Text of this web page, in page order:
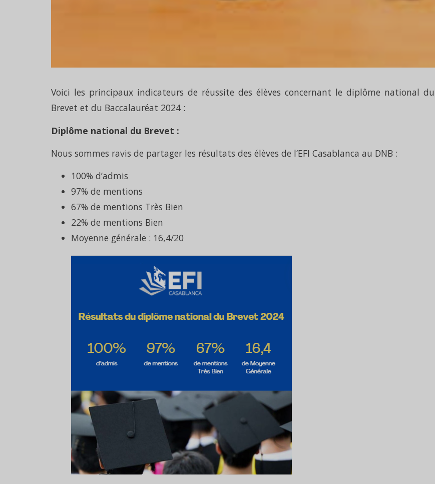
Voici les principaux indicateurs de réussite des élèves concernant le diplôme national du
Brevet et du Baccalauréat 2024 :
Diplôme national du Brevet :
Nous sommes ravis de partager les résultats des élèves de l’EFI Casablanca au DNB :
100% d’admis
97% de mentions
67% de mentions Très Bien
22% de mentions Bien
Moyenne générale : 16,4/20